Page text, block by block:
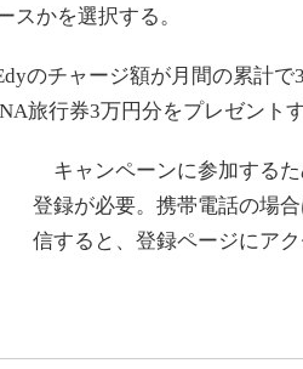
スかを選択する。
のチャージ額が月間の累計で
旅行券3万円分をプレゼントす
キャンペーンに参加するた
登録が必要。携帯電話の場
信すると、登録ページにアク